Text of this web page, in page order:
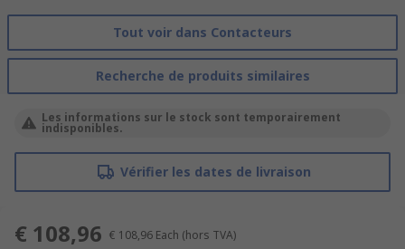
Tout voir dans Contacteurs
Recherche de produits similaires
Les informations sur le stock sont temporairement
indisponibles.
Vérifier les dates de livraison
€ 108,96 € 108,96 Each (hors TVA)